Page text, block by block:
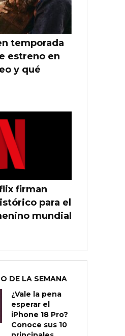
temporada
estreno en
y qué
firman
para el
mundial
DE LA SEMANA
¿Vale la pena
esperar el
iPhone 18 Pro?
Conoce sus 10